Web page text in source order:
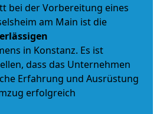
bei der Vorbereitung eines
am Main ist die
in Konstanz. Es ist
dass das Unternehmen
Erfahrung und Ausrüstung
erfolgreich